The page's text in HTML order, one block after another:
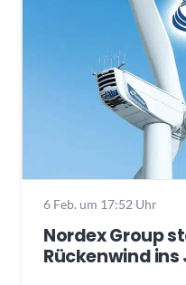
6 Feb. um 17:52 Uhr
Nordex Group
Rückenwind ins